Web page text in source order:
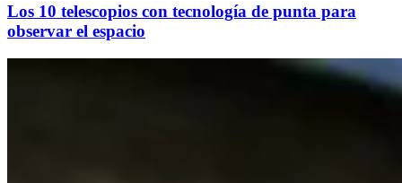
Los 10 telescopios con tecnología de punta para
observar el espacio